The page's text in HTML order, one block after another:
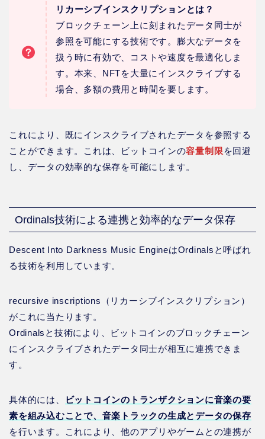
リカーシブインスクリプションとは？
ブロックチェーン上に刻まれたデータ同士が
参照を可能にする技術です。膨大なデータを
扱う時に有効で、コストや速度を最適化しま
す。本来、NFTを大量にインスクライブする
場合、多額の費用と時間を要します。
これにより、既にインスクライブされたデータを参照する
ことができます。これは、ビットコインの容量制限 を回避
し、データの効率的な保存を可能にします。
Ordinals技術による連携と効率的なデータ保存
Descent Into Darkness Music EngineはOrdinalsと呼ばれ
る技術を利用しています。
recursive inscriptions（リカーシブインスクリプション）
がこれに当たります。
Ordinalsと技術により、ビットコインのブロックチェーン
にインスクライブされたデータ同士が相互に連携できま
す。
具体的には、
ビットコインのトランザクションに音楽の要
素を組み込むことで、音楽トラックの生成とデータの保存
を行います。これにより、他のアプリやゲームとの連携が